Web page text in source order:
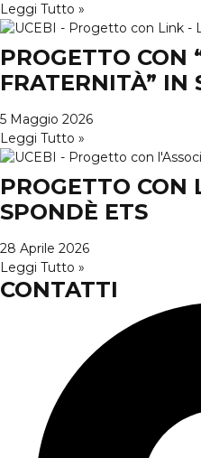
Leggi Tutto »
PROGETTO CON
FRATERNITÀ” IN
5 Maggio 2026
Leggi Tutto »
PROGETTO CON
SPONDÈ ETS
28 Aprile 2026
Leggi Tutto »
CONTATTI